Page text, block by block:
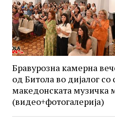
Бравурозна камерна
од Битола во дијалог со
македонската музичка
(видео+фотогалерија)